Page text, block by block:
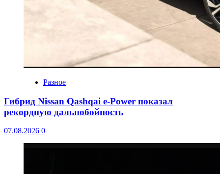
Разное
Гибрид Nissan Qashqai e-Power показал
рекордную дальнобойность
07.08.2026 0